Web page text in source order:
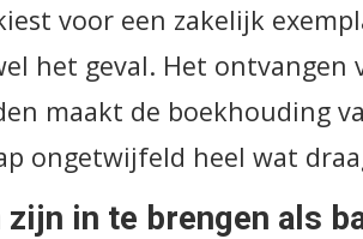
voor een zakelijk
het geval. Het ontvangen
maakt de boekhouding
ongetwijfeld heel wat
zijn in te brengen als